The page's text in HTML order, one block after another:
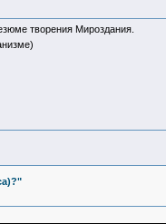
творения Мироздания.